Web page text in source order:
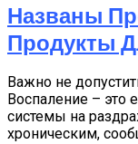
Названы
Продукты
Важно не
Воспаление – это
системы на
хроническим,